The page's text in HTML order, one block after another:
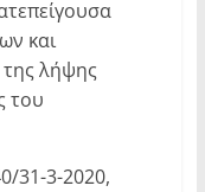
και
της λήψης
του
31-3-2020,